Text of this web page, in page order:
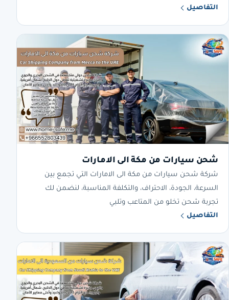
التفاصيل
شحن سيارات من مكة الى الامارات
شركة شحن سيارات من مكة الى الامارات التي تجمع بين
السرعة، الجودة، الاحتراف، والتكلفة المناسبة، لنضمن لك
تجربة شحن تخلو من المتاعب وتلبي
التفاصيل